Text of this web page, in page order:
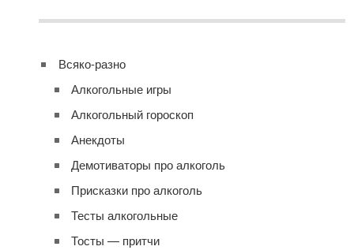
Всяко-разно
Алкогольные игры
Алкогольный гороскоп
Анекдоты
Демотиваторы про алкоголь
Присказки про алкоголь
Тесты алкогольные
Тосты — притчи